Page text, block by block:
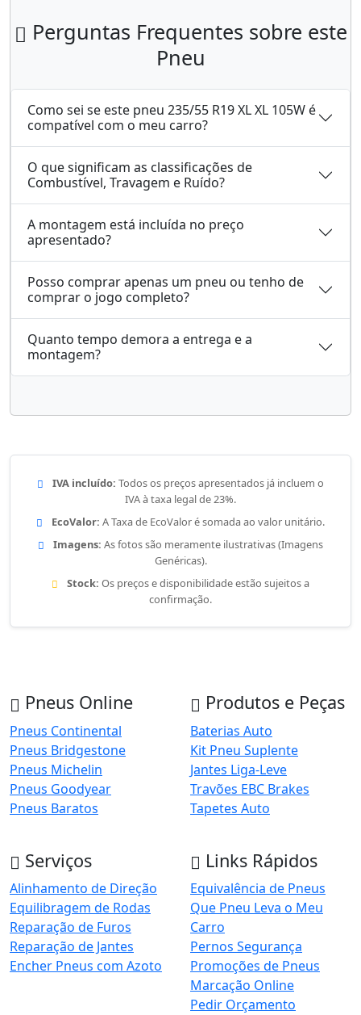
Perguntas Frequentes sobre este
Pneu
Como sei se este pneu 235/55 R19 XL XL 105W é
compatível com o meu carro?
O que significam as classificações de
Combustível, Travagem e Ruído?
A montagem está incluída no preço
apresentado?
Posso comprar apenas um pneu ou tenho de
comprar o jogo completo?
Quanto tempo demora a entrega e a
montagem?
IVA incluído: Todos os preços apresentados já incluem o
IVA à taxa legal de 23%.
EcoValor: A Taxa de EcoValor é somada ao valor unitário.
Imagens: As fotos são meramente ilustrativas (Imagens
Genéricas).
Stock: Os preços e disponibilidade estão sujeitos a
confirmação.
Pneus Online
Pneus Continental
Pneus Bridgestone
Pneus Michelin
Pneus Goodyear
Pneus Baratos
Produtos e Peças
Baterias Auto
Kit Pneu Suplente
Jantes Liga-Leve
Travões EBC Brakes
Tapetes Auto
Serviços
Alinhamento de Direção
Equilibragem de Rodas
Reparação de Furos
Reparação de Jantes
Encher Pneus com Azoto
Links Rápidos
Equivalência de Pneus
Que Pneu Leva o Meu
Carro
Pernos Segurança
Promoções de Pneus
Marcação Online
Pedir Orçamento